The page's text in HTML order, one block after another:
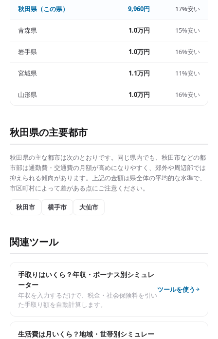
秋田県（この県） 9,960円 17%安い
青森県 1.0万円 15%安い
岩手県 1.0万円 16%安い
宮城県 1.1万円 11%安い
山形県 1.0万円 16%安い
秋田県の主要都市
秋田県の主な都市は次のとおりです。同じ県内でも、 秋田市などの都
市部は通勤費・交通費の月額が高めになりやすく、郊外や周辺部では
抑えられる傾向があります。上記の金額は県全体の平均的な水準で、
市区町村によって差がある点にご注意ください。
秋田市 横手市 大仙市
関連ツール
手取りはいくら？年収・ボーナス別シミュレ
ーター
年収を入力するだけで、税金・社会保険料を引い
た手取り額を自動計算します。
ツールを使う
生活費は月いくら？地域・世帯別シミュレー